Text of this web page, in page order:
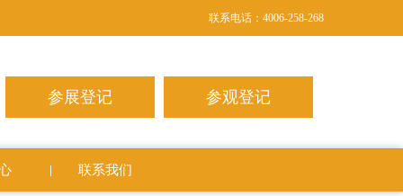
联系电话：4006-258-268
参展登记 参观登记
联系我们